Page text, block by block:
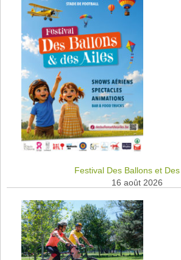
Festival Des Ballons et Des
16 août 2026